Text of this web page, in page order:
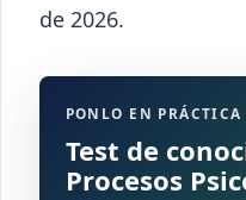
de 2026.
PONLO EN PRÁCTICA
Test de
Procesos